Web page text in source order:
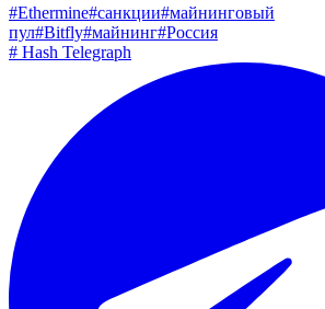
#Ethermine#санкции#майнинговый
пул#Bitfly#майнинг#Россия
# Hash Telegraph